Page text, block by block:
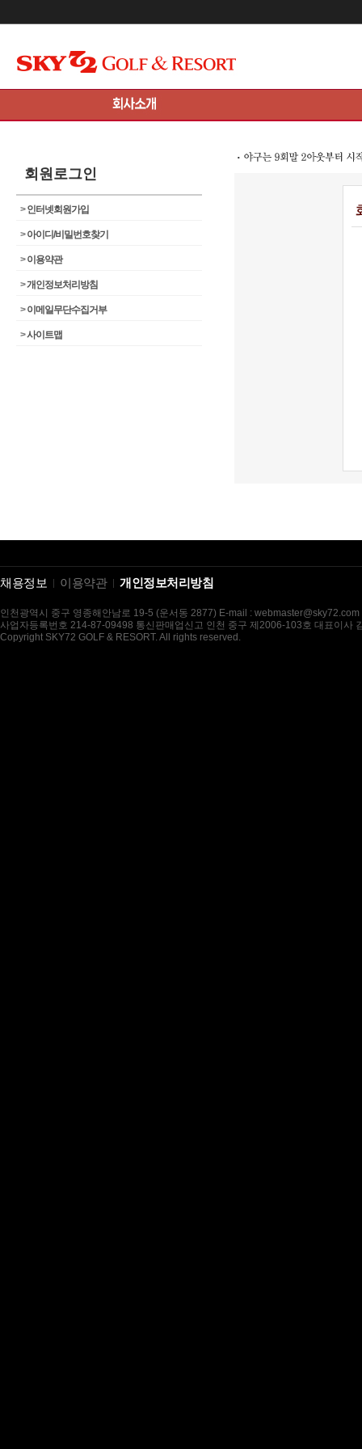
회원로그인
>인터넷회원가입
>아이디/비밀번호찾기
>이용약관
>개인정보처리방침
>이메일무단수집거부
>사이트맵
채용정보 이용약관 개인정보처리방침
인천광역시 중구 영종해안남로 19-5 (운서동 2877) E-mail : webmaster@sky72.com
사업자등록번호 214-87-09498 통신판매업신고 인천 중구 제2006-103호 대표이사
Copyright SKY72 GOLF & RESORT. All rights reserved.